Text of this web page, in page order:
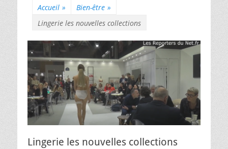
Accueil » Bien-être »
Lingerie les nouvelles collections
Lingerie les nouvelles collections